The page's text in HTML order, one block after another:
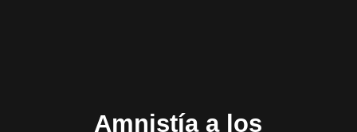
Amnistía a los